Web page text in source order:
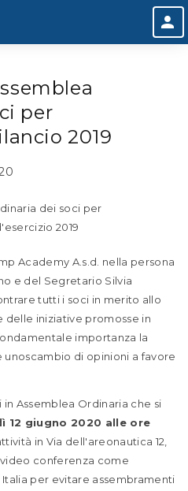
per
2019
dei soci per
2019
Academy A.s.d. nella persona
e del Segretario Silvia
tutti i soci in merito allo
iniziative promosse in
importanza la
di opinioni a favore
Assemblea Ordinaria che si
12 giugno 2020 alle ore
in Via dell'areonautica 12,
video conferenza come
per evitare assembramenti